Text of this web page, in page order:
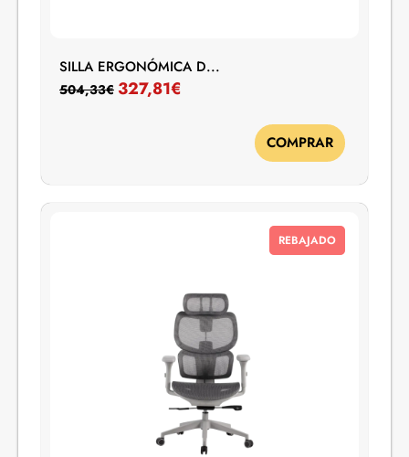
SILLA ERGONÓMICA D...
504,33€ 327,81€
COMPRAR
REBAJADO